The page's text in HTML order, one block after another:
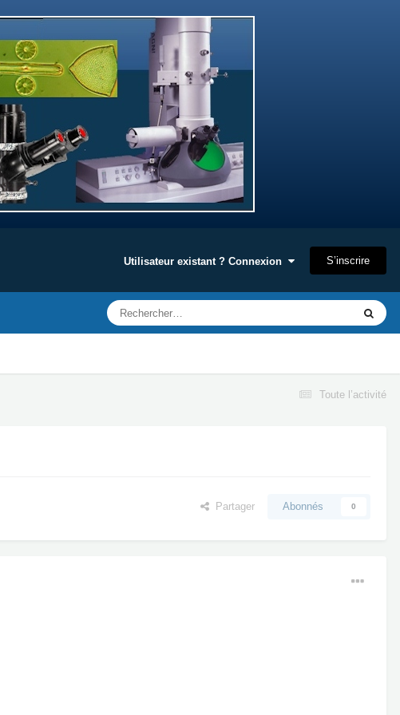
Utilisateur existant ? Connexion S’inscrire
Toute l’activité
Partager Abonnés 0